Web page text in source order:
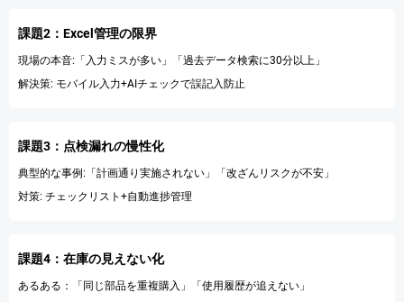
課題2：Excel管理の限界
現場の本音:「入力ミスが多い」「過去データ検索に30分以上」
解決策: モバイル入力+AIチェックで誤記入防止
課題3：点検漏れの慢性化
典型的な事例:「計画通り実施されない」「改ざんリスクが不安」
対策: チェックリスト+自動進捗管理
課題4：在庫の見えない化
あるある：「同じ部品を重複購入」「使用履歴が追えない」